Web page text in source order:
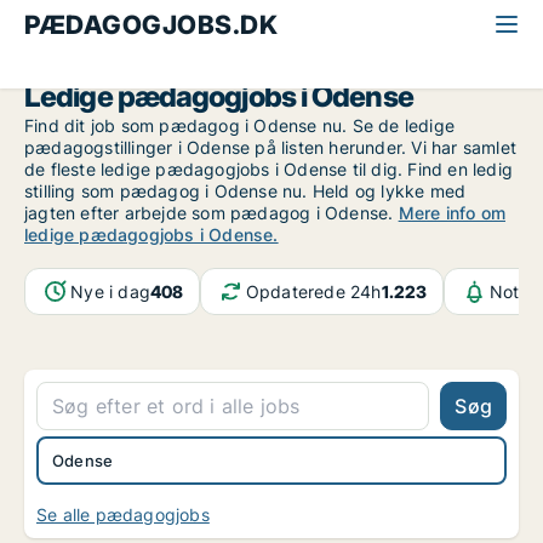
PÆDAGOGJOBS.DK
Ledige pædagogjobs i Odense
Find dit job som pædagog i Odense nu. Se de ledige
pædagogstillinger i Odense på listen herunder. Vi har samlet
de fleste ledige pædagogjobs i Odense til dig. Find en ledig
stilling som pædagog i Odense nu. Held og lykke med
jagten efter arbejde som pædagog i Odense. Mere info om
ledige pædagogjobs i Odense.
Nye i dag408 Opdaterede 24h1.223
Søg
Odense
Se alle pædagogjobs